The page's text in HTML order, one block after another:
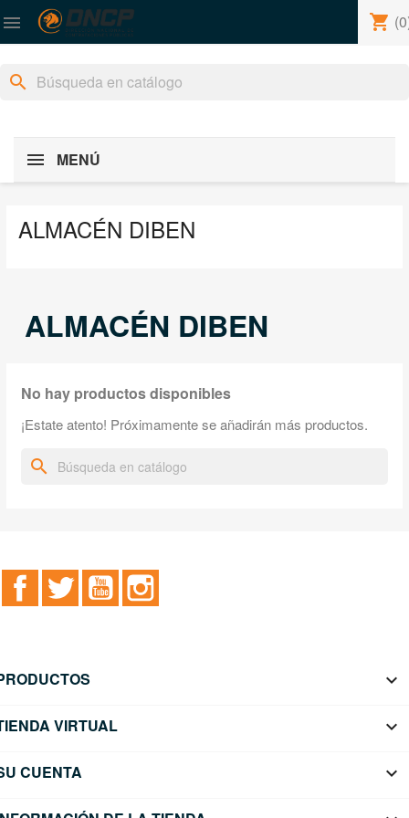
 shopping_cart
search
MENÚ
ALMACÉN DIBEN
ALMACÉN DIBEN
No hay productos disponibles
¡Estate atento! Próximamente se añadirán más productos.
search
FacebookTwitter YouTube

VIRTUAL 
CUENTA 